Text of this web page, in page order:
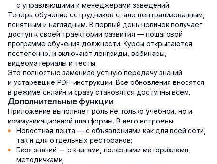
с управляющими и менеджерами заведений.
Теперь обучение сотрудников стало централизованным,
понятным и наглядным. В первый день новичок получает
доступ к своей траектории развития — пошаговой
программе обучения должности. Курсы открываются
постепенно, и включают лонгриды, вебинары,
видеоматериалы и тесты.
Это полностью заменило устную передачу знаний
и устаревшие PDF-инструкции. Все обновления вносятся
в режиме онлайн и сразу становятся доступны всем.
Дополнительные функции
Приложение выполняет роль не только учебной, но и
коммуникационной платформы. В него встроены:
Новостная лента — с объявлениями как для всей сети,
так и для отдельных ресторанов;
База знаний — с книгами, полезными материалами,
методичками;